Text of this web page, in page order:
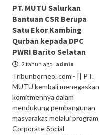
PT. MUTU Salurkan
Bantuan CSR Berupa
Satu Ekor Kambing
Qurban kepada DPC
PWRI Barito Selatan
2 tahun ago admin
Tribunborneo. com - || PT.
MUTU kembali menegaskan
komitmennya dalam
mendukung pembangunan
masyarakat melalui program
Corporate Social